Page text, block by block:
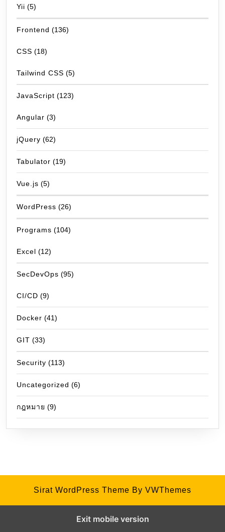
Yii (5)
Frontend (136)
CSS (18)
Tailwind CSS (5)
JavaScript (123)
Angular (3)
jQuery (62)
Tabulator (19)
Vue.js (5)
WordPress (26)
Programs (104)
Excel (12)
SecDevOps (95)
CI/CD (9)
Docker (41)
GIT (33)
Security (113)
Uncategorized (6)
กฎหมาย (9)
Sirat WordPress Theme By VWThemes
Exit mobile version